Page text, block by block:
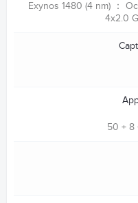
Exynos 1480 (4 nm) ：
4x2.0
50 + 8